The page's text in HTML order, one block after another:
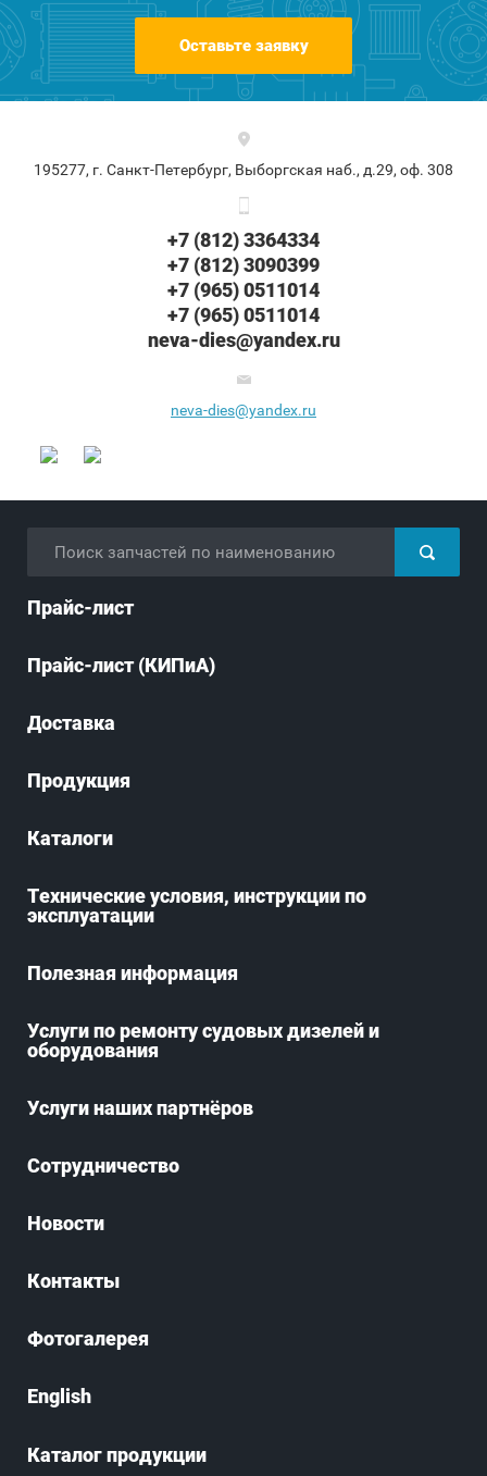
Оставьте заявку
195277, г. Санкт-Петербург, Выборгская наб., д.29, оф. 308
+7 (812) 3364334
+7 (812) 3090399
+7 (965) 0511014
+7 (965) 0511014
neva-dies@yandex.ru
neva-dies@yandex.ru
Прайс-лист
Прайс-лист (КИПиА)
Доставка
Продукция
Каталоги
Технические условия, инструкции по
эксплуатации
Полезная информация
Услуги по ремонту судовых дизелей и
оборудования
Услуги наших партнёров
Сотрудничество
Новости
Контакты
Фотогалерея
English
Каталог продукции